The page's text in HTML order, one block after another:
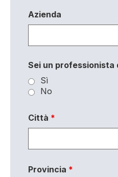
Azienda
Sei un professionista
Sì
No
Città *
Provincia *